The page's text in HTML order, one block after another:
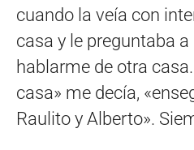
cuando la veía con
casa y le preguntaba
hablarme de otra
casa» me decía,
Raulito y Alberto».